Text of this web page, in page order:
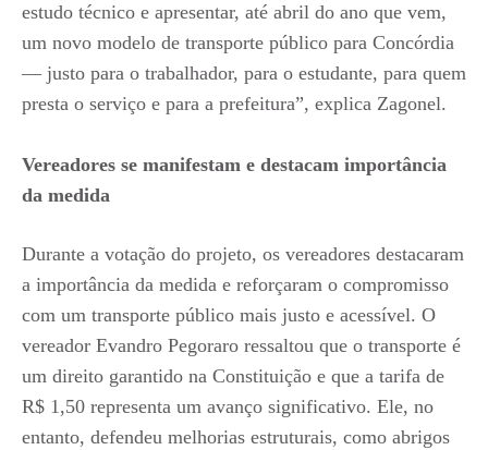
estudo técnico e apresentar, até abril do ano que vem,
um novo modelo de transporte público para Concórdia
— justo para o trabalhador, para o estudante, para quem
presta o serviço e para a prefeitura”, explica Zagonel.
Vereadores se manifestam e destacam importância
da medida
Durante a votação do projeto, os vereadores destacaram
a importância da medida e reforçaram o compromisso
com um transporte público mais justo e acessível. O
vereador Evandro Pegoraro ressaltou que o transporte é
um direito garantido na Constituição e que a tarifa de
R$ 1,50 representa um avanço significativo. Ele, no
entanto, defendeu melhorias estruturais, como abrigos